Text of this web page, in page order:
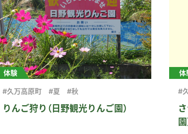
体験
りんご狩り（日野観光りんご園）
#久万高原町 #夏 #秋
体
園
#